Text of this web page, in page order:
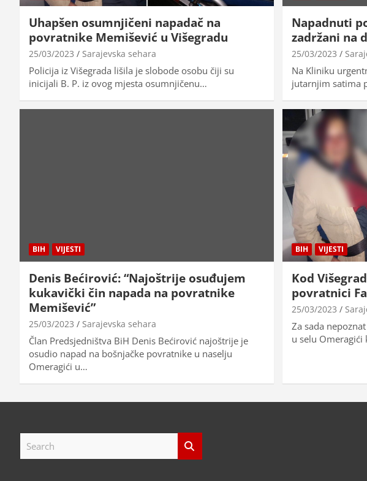
Uhapšen osumnjičeni napadač na
povratnike Memišević u Višegradu
25/03/2023 Sarajevska sehara
Policija iz Višegrada lišila je slobode osobu čiji su
inicijali B. P. iz ovog mjesta osumnjičenu…
Napadnuti
zadržani na
25/03/2023
Na Kliniku
jutarnjim satima
BIH VIJESTI
Denis Bećirović: “Najoštrije osuđujem
kukavički čin napada na povratnike
Memišević”
25/03/2023 Sarajevska sehara
Član Predsjedništva BiH Denis Bećirović najoštrije je
osudio napad na bošnjačke povratnike u naselju
Omeragići u…
BIH VIJESTI
Kod
povratnici
25/03/2023
Za sada
u selu